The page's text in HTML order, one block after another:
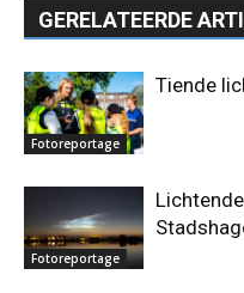
GERELATEERDE
Fotoreportage
Tiende
Fotoreportage